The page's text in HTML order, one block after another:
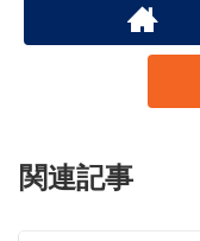
関連記事